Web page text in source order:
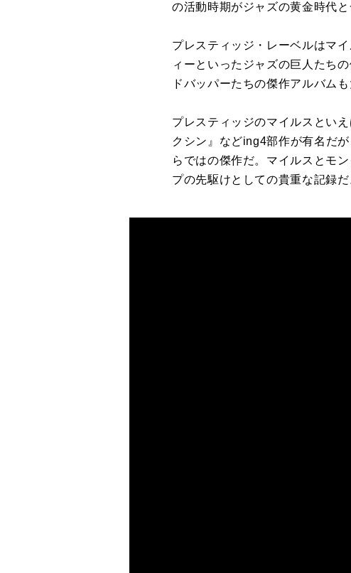
の活動時期がジャズの黄金時代
プレスティッジ・レーベルはマ
ィーといったジャズの巨人たち
ドバッパーたちの傑作アルバム
プレスティッジのマイルスとい
クシン』などing4部作が有名だ
らではの傑作だ。マイルスとモ
プの先駆けとしての貴重な記録だ